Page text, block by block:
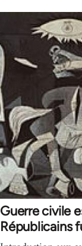
Guerre civile
Républicains